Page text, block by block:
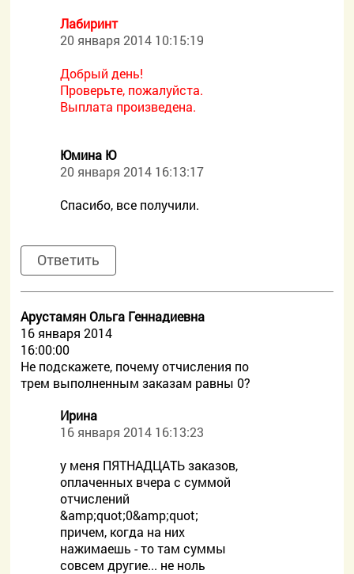
Лабиринт
20 января 2014 10:15:19
Добрый день!
Проверьте, пожалуйста.
Выплата произведена.
Юмина Ю
20 января 2014 16:13:17
Спасибо, все получили.
Ответить
Арустамян Ольга Геннадиевна
16 января 2014
16:00:00
Не подскажете, почему отчисления по
трем выполненным заказам равны 0?
Ирина
16 января 2014 16:13:23
у меня ПЯТНАДЦАТЬ заказов,
оплаченных вчера с суммой
отчислений
&amp;quot;0&amp;quot;
причем, когда на них
нажимаешь - то там суммы
совсем другие... не ноль